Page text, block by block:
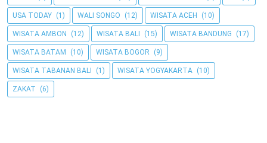
USA TODAY (1) WALI SONGO (12) WISATA ACEH (10)
WISATA AMBON (12) WISATA BALI (15) WISATA BANDUNG (17)
WISATA BATAM (10) WISATA BOGOR (9)
WISATA TABANAN BALI (1) WISATA YOGYAKARTA (10)
ZAKAT (6)